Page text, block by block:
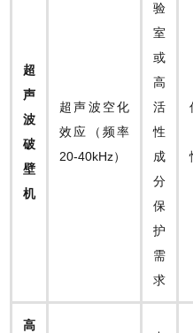
​超
声
波
破
壁
机​
超声波空化
效应（频率
20-40kHz）
验
室
或
高
活
性
成
分
保
护
需
求
​高